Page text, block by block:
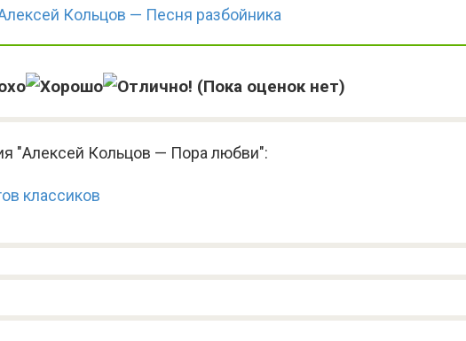
Кольцов — Песня разбойника
(Пока оценок нет)
"Алексей Кольцов — Пора любви":
классиков